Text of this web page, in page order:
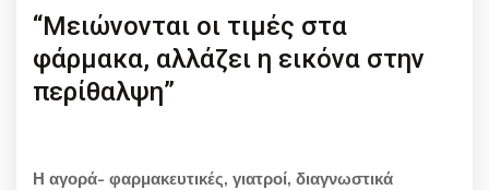
“Μειώνονται οι τιμές στα
φάρμακα, αλλάζει η εικόνα στην
περίθαλψη”
Η αγορά- φαρμακευτικές, γιατροί, διαγνωστικά